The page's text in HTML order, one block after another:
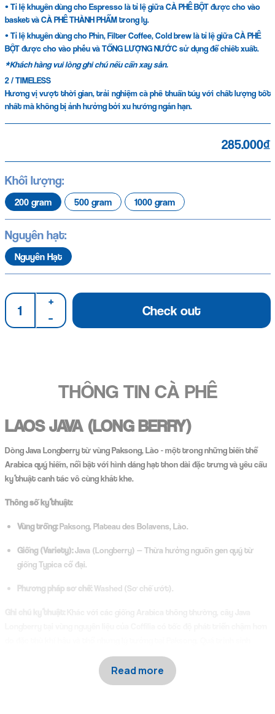
• Tỉ lệ khuyên dùng cho Espresso là tỉ lệ giữa CÀ PHÊ BỘT được cho vào
basket và CÀ PHÊ THÀNH PHẨM trong ly.
• Tỉ lệ khuyên dùng cho Phin, Filter Coffee, Cold brew là tỉ lệ giữa CÀ PHÊ
BỘT được cho vào phễu và TỔNG LƯỢNG NƯỚC sử dụng để chiết xuất.
*Khách hàng vui lòng ghi chú nếu cần xay sẵn.
2 / TIMELESS
Hương vị vượt thời gian, trải nghiệm cà phê thuần túy với chất lượng tốt
nhất mà không bị ảnh hưởng bởi xu hướng ngắn hạn.
285.000₫
Khối lượng:
200 gram 500 gram 1000 gram
Nguyên hạt:
Nguyên Hạt
–
+
Check out
THÔNG TIN CÀ PHÊ
LAOS JAVA (LONG BERRY)
Dòng Java Longberry từ vùng Paksong, Lào - một trong những biến thể
Arabica quý hiếm, nổi bật với hình dáng hạt thon dài đặc trưng và yêu cầu
kỹ thuật canh tác vô cùng khắt khe.
Thông số kỹ thuật:
Vùng trồng:Paksong, Plateau des Bolavens, Lào.
Giống (Variety):Java (Longberry) — Thừa hưởng nguồn gen quý từ
giống Typica cổ đại.
Phương pháp sơ chế:Washed (Sơ chế ướt).
trưởng kéo dài này giúp từng quả chín chắt chiu được tối đa các hợp chất
hữu cơ và tinh hoa tự nhiên, tạo nên cấu trúc hương vị có chiều sâu và độ
trong trẻo (clarity) vượt trội.
Read more